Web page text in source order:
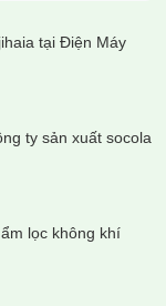
tại Điện Máy
ty sản xuất socola
lọc không khí